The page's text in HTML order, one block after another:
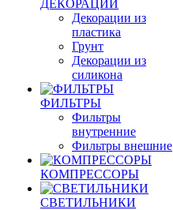
ДЕКОРАЦИИ
Декорации из
пластика
Грунт
Декорации из
силикона
ФИЛЬТРЫ
Фильтры
внутренние
Фильтры внешние
КОМПРЕССОРЫ
СВЕТИЛЬНИКИ